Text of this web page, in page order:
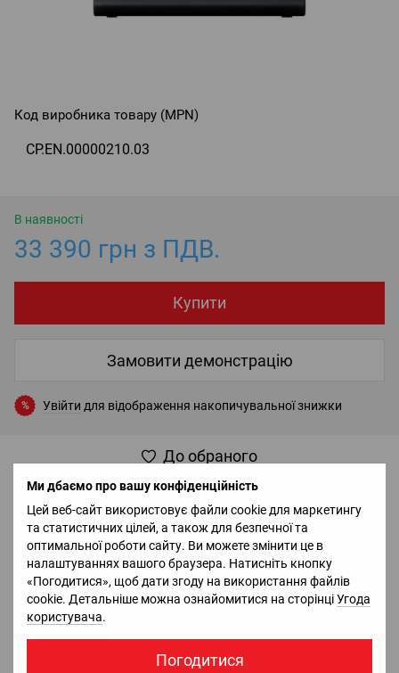
Ми дбаємо про вашу конфіденційність
Цей веб-сайт використовує файли cookie для маркетингу
та статистичних цілей, а також для безпечної та
оптимальної роботи сайту. Ви можете змінити це в
налаштуваннях вашого браузера. Натисніть кнопку
«Погодитися», щоб дати згоду на використання файлів
cookie. Детальніше можна ознайомитися на сторінціУгода
користувача.
Погодитися
Код виробника товару (MPN)
CP.EN.00000210.03
В наявності
33 390 грн з ПДВ.
Купити
Замовити демонстрацію
% Увійти для відображення накопичувальної знижки
До обраного
Опис Відгуки
Контролер DJI Smart Controller Enterprise для управління DJI
Matrice 300.
Доставка
Офіціальний імпортер та дистрибьютор в Україні брендів